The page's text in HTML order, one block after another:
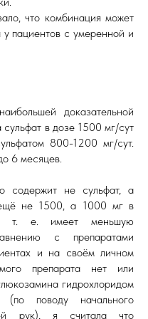
что комбинация может
пациентов с умеренной и
доказательной
в дозе 1500 мг/сут
800-1200 мг/сут.
6 месяцев.
содержит не сульфат, а
ещё не 1500, а 1000 мг в
т. е. имеет меньшую
с препаратами
и на своём личном
препарата нет или
гидрохлоридом
(по поводу начального
рук), я считала что